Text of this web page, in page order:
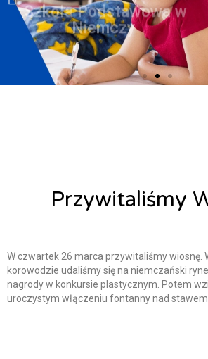
Niemczy ​
Niemczy ​
Niemczy ​
Niemczy ​
Niemczy ​
Niemczy ​
Niemczy ​
Niemczy ​
Niemczy ​
Przywitaliśmy
W czwartek 26 marca przywitaliśmy wiosnę.
korowodzie udaliśmy się na niemczański
nagrody w konkursie plastycznym. Potem
uroczystym włączeniu fontanny nad stawem.